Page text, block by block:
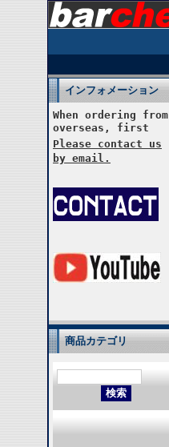
インフォメーション
When ordering from
overseas, first
Please contact us
by email.
商品カテゴリ